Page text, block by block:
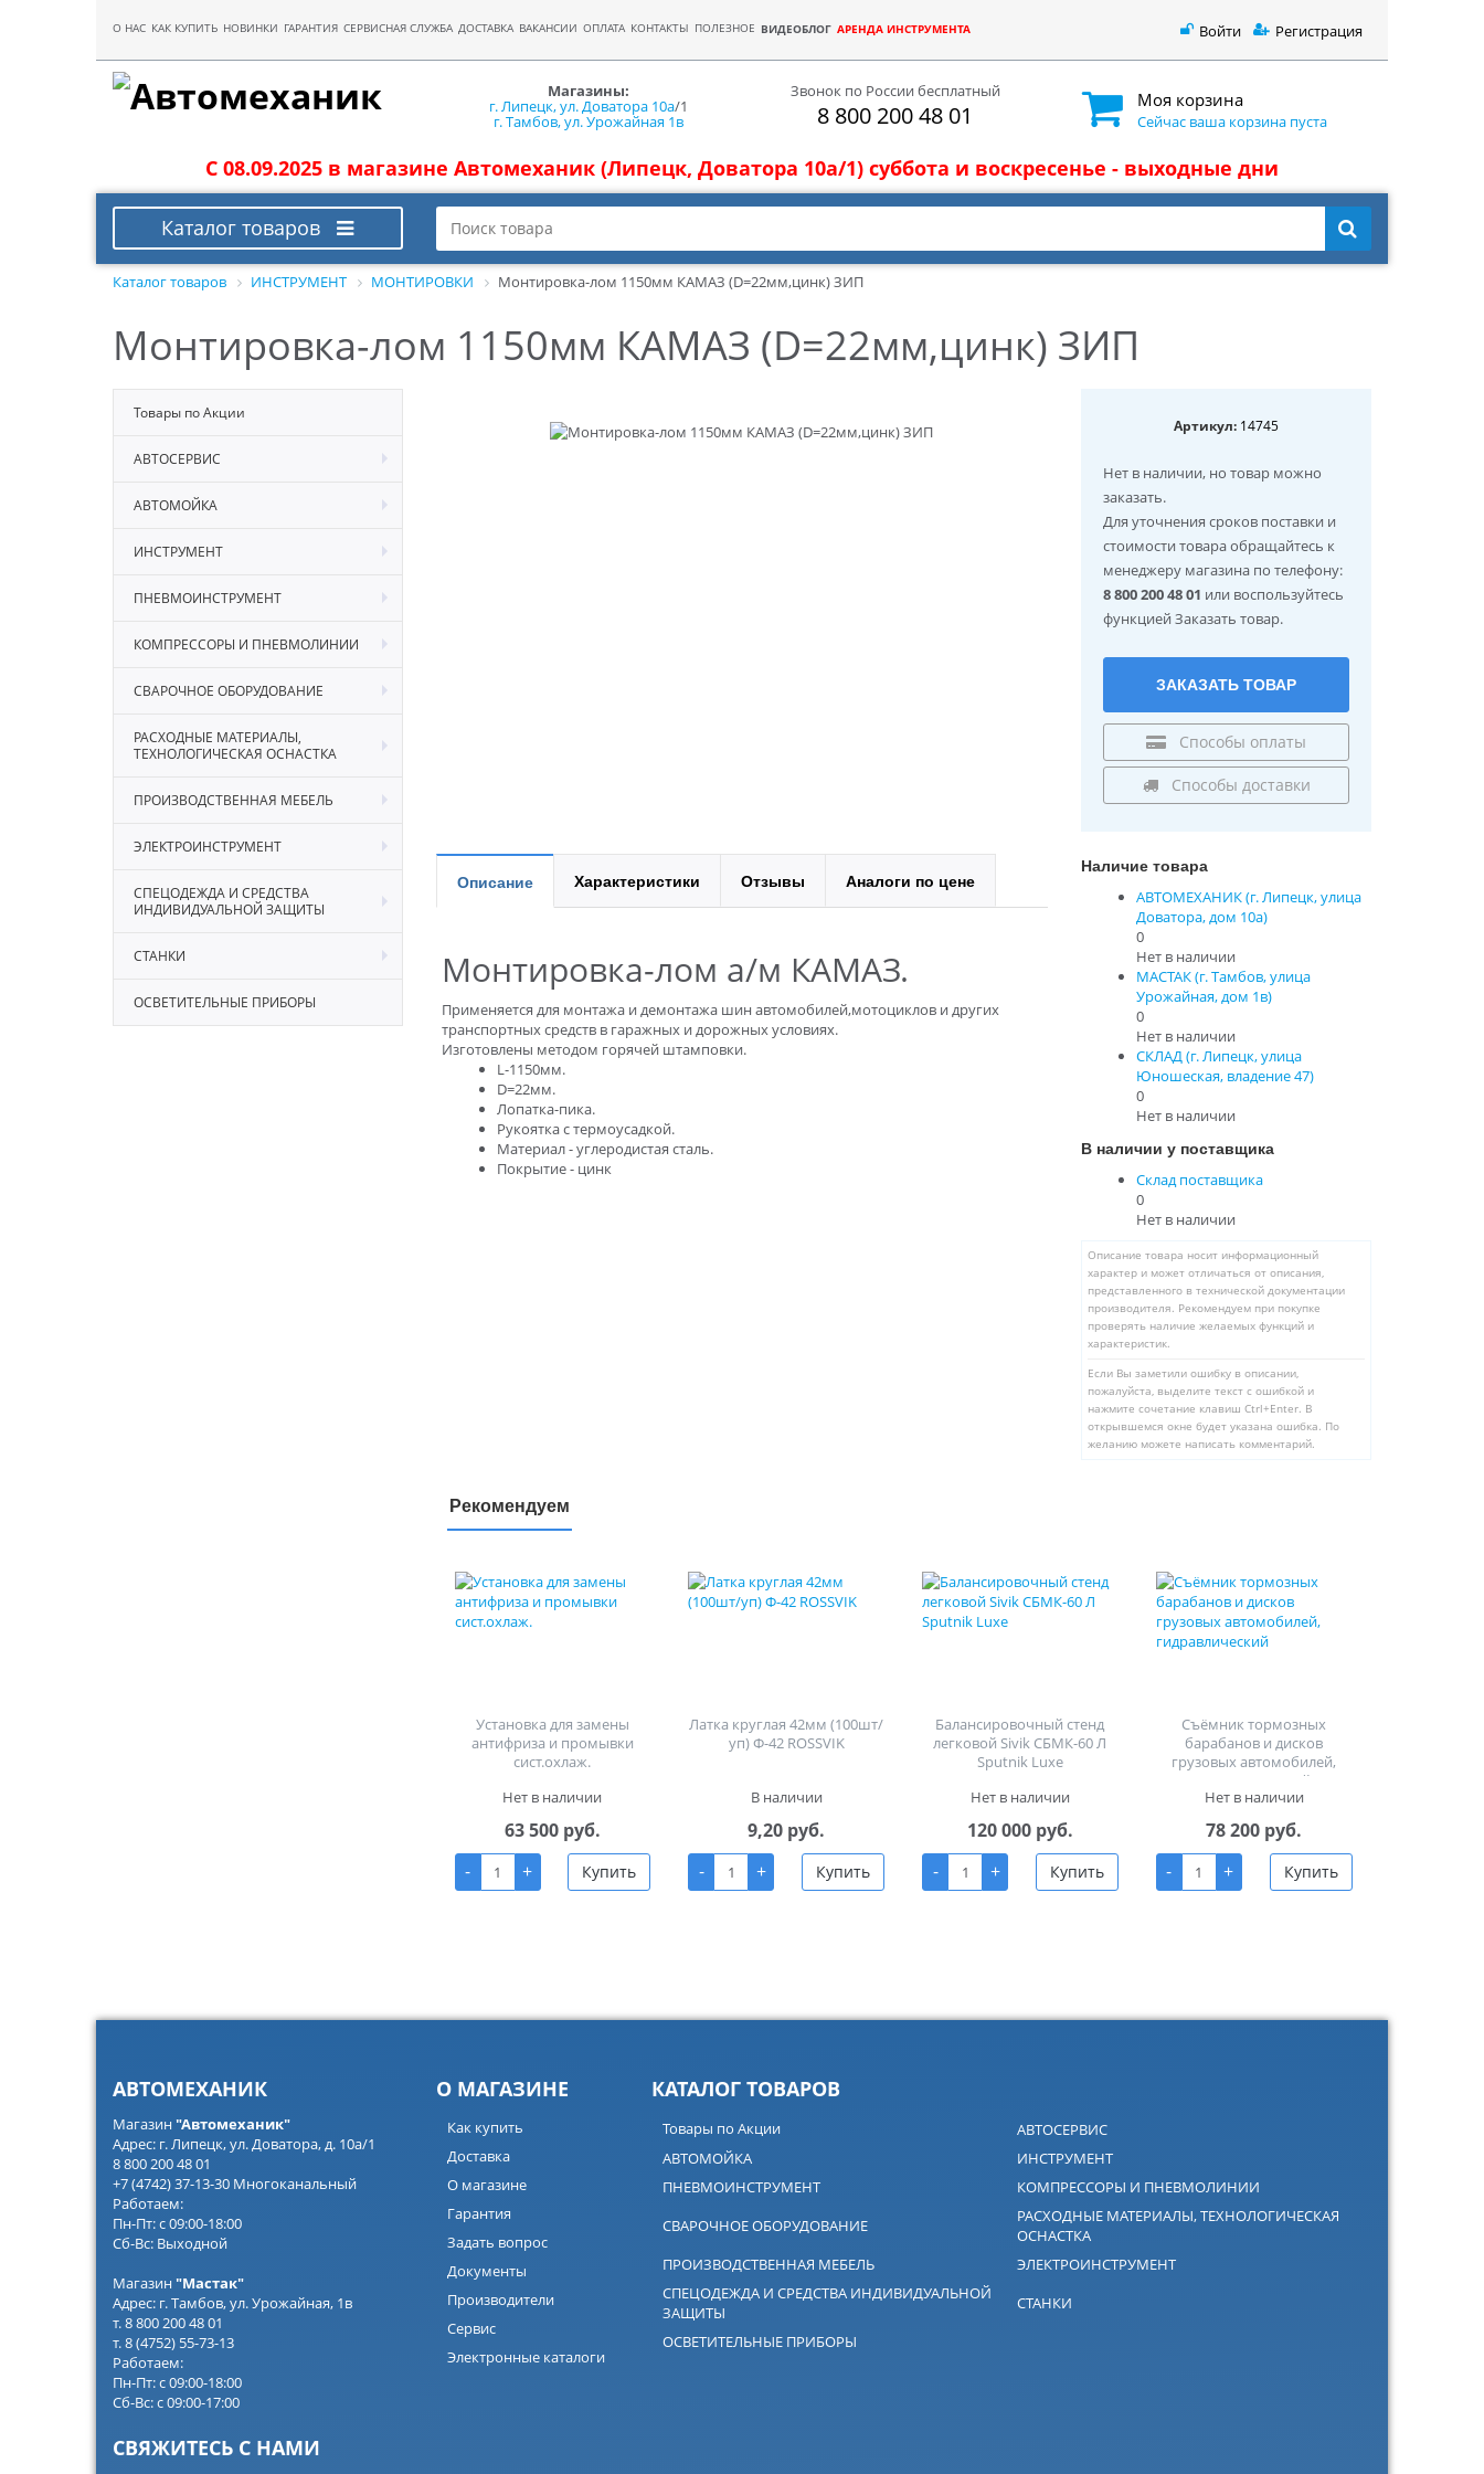
О НАС КАК КУПИТЬ НОВИНКИ ГАРАНТИЯ СЕРВИСНАЯ СЛУЖБА ДОСТАВКА ВАКАНСИИ ОПЛАТА КОНТАКТЫ ПОЛЕЗНОЕ ВИДЕОБЛОГ АРЕНДА ИНСТРУМЕНТА Войти Регистрация
Магазины:
г. Липецк, ул. Доватора 10а/1
г. Тамбов, ул. Урожайная 1в
Звонок по России бесплатный
8 800 200 48 01
Моя корзина
Сейчас ваша корзина пуста
С 08.09.2025 в магазине Автомеханик (Липецк, Доватора 10а/1) суббота и воскресенье - выходные дни
Каталог товаров
Каталог товаров ИНСТРУМЕНТ МОНТИРОВКИ Монтировка-лом 1150мм КАМАЗ (D=22мм,цинк) ЗИП
Монтировка-лом 1150мм КАМАЗ (D=22мм,цинк) ЗИП
Товары по Акции
АВТОСЕРВИС
АВТОМОЙКА
ИНСТРУМЕНТ
ПНЕВМОИНСТРУМЕНТ
КОМПРЕССОРЫ И ПНЕВМОЛИНИИ
СВАРОЧНОЕ ОБОРУДОВАНИЕ
РАСХОДНЫЕ МАТЕРИАЛЫ,
ТЕХНОЛОГИЧЕСКАЯ ОСНАСТКА
ПРОИЗВОДСТВЕННАЯ МЕБЕЛЬ
ЭЛЕКТРОИНСТРУМЕНТ
СПЕЦОДЕЖДА И СРЕДСТВА
ИНДИВИДУАЛЬНОЙ ЗАЩИТЫ
СТАНКИ
ОСВЕТИТЕЛЬНЫЕ ПРИБОРЫ
Артикул: 14745
Нет в наличии, но товар можно
заказать.
Для уточнения сроков поставки и
стоимости товара обращайтесь к
менеджеру магазина по телефону:
8 800 200 48 01 или воспользуйтесь
функцией Заказать товар.
ЗАКАЗАТЬ ТОВАР
Способы оплаты
Способы доставки
Описание Характеристики Отзывы Аналоги по цене
Монтировка-лом а/м КАМАЗ.
Применяется для монтажа и демонтажа шин автомобилей,мотоциклов и других
транспортных средств в гаражных и дорожных условиях.
Изготовлены методом горячей штамповки.
L-1150мм.
D=22мм.
Лопатка-пика.
Рукоятка с термоусадкой.
Материал - углеродистая сталь.
Покрытие - цинк
Наличие товара
АВТОМЕХАНИК (г. Липецк, улица
Доватора, дом 10а)
0
Нет в наличии
МАСТАК (г. Тамбов, улица
Урожайная, дом 1в)
0
Нет в наличии
СКЛАД (г. Липецк, улица
Юношеская, владение 47)
0
Нет в наличии
В наличии у поставщика
Склад поставщика
0
Нет в наличии
Описание товара носит информационный
характер и может отличаться от описания,
представленного в технической документации
производителя. Рекомендуем при покупке
проверять наличие желаемых функций и
характеристик.
Если Вы заметили ошибку в описании,
пожалуйста, выделите текст с ошибкой и
нажмите сочетание клавиш Ctrl+Enter. В
открывшемся окне будет указана ошибка. По
желанию можете написать комментарий.
Рекомендуем
Установка для замены
антифриза и промывки
сист.охлаж.
Нет в наличии
63 500 руб.
-
+ Купить
Латка круглая 42мм (100шт/
уп) Ф-42 ROSSVIK
В наличии
9,20 руб.
-
+ Купить
Балансировочный стенд
легковой Sivik СБМК-60 Л
Sputnik Luxe
Нет в наличии
120 000 руб.
-
+ Купить
Съёмник тормозных
барабанов и дисков
грузовых автомобилей,
гидравлический
Нет в наличии
78 200 руб.
-
+ Купить
АВТОМЕХАНИК
Магазин"Автомеханик"
Адрес: г. Липецк, ул. Доватора, д. 10а/1
8 800 200 48 01
+7 (4742) 37-13-30 Многоканальный
Работаем:
Пн-Пт: с 09:00-18:00
Сб-Вс: Выходной
Магазин "Мастак"
Адрес: г. Тамбов, ул. Урожайная, 1в
т. 8 800 200 48 01
т. 8 (4752) 55-73-13
Работаем:
Пн-Пт: с 09:00-18:00
Сб-Вс: с 09:00-17:00
СВЯЖИТЕСЬ С НАМИ
О МАГАЗИНЕ
Как купить
Доставка
О магазине
Гарантия
Задать вопрос
Документы
Производители
Сервис
Электронные каталоги
КАТАЛОГ ТОВАРОВ
Товары по Акции
АВТОСЕРВИС
АВТОМОЙКА
ИНСТРУМЕНТ
ПНЕВМОИНСТРУМЕНТ
КОМПРЕССОРЫ И ПНЕВМОЛИНИИ
СВАРОЧНОЕ ОБОРУДОВАНИЕ
РАСХОДНЫЕ МАТЕРИАЛЫ, ТЕХНОЛОГИЧЕСКАЯ
ОСНАСТКА
ПРОИЗВОДСТВЕННАЯ МЕБЕЛЬ
ЭЛЕКТРОИНСТРУМЕНТ
СПЕЦОДЕЖДА И СРЕДСТВА ИНДИВИДУАЛЬНОЙ
ЗАЩИТЫ
СТАНКИ
ОСВЕТИТЕЛЬНЫЕ ПРИБОРЫ